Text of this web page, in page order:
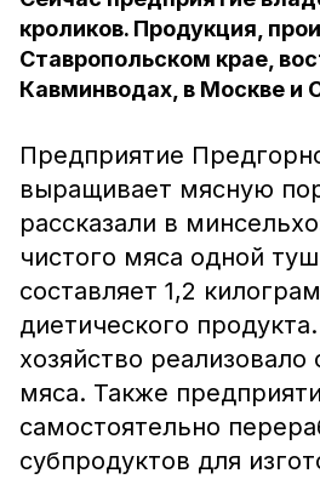
кроликов. Продукция,
Ставропольском крае,
Кавминводах, в Москве и
Предприятие
выращивает мясную
рассказали в
чистого мяса одной
составляет 1,2
диетического
хозяйство реализовало
мяса. Также
самостоятельно
субпродуктов для